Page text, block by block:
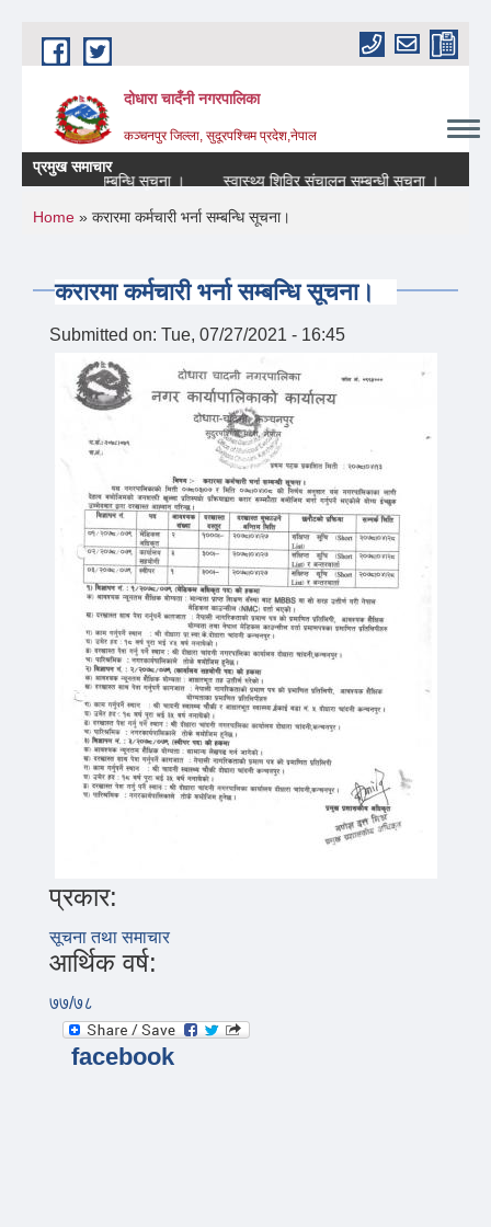
Skip to main content
दोधारा चादँनी नगरपालिका
कञ्चनपुर जिल्ला, सुदूरपश्चिम प्रदेश,नेपाल
प्रमुख समाचार
बन्द रहने सम्बन्धि सूचना ।
स्वास्थ्य शिविर संचालन सम्बन्धी सूचना ।
You are here
Home » करारमा कर्मचारी भर्ना सम्बन्धि सूचना।
करारमा कर्मचारी भर्ना सम्बन्धि सूचना।
Submitted on: Tue, 07/27/2021 - 16:45
प्रकार:
सूचना तथा समाचार
आर्थिक वर्ष:
७७/७८
facebook